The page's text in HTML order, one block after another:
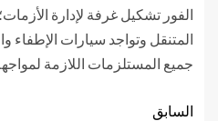
الفور تشكيل غرفة لإدارة
المتنقل وتواجد سيارات الإطفاء
جميع المستلزمات اللازمة
السابق